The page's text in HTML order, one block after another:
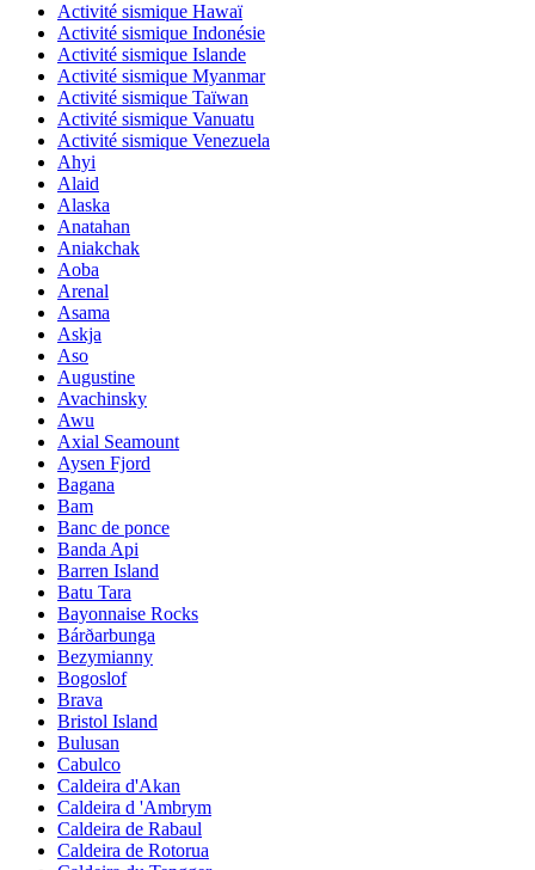
Activité sismique Hawaï
Activité sismique Indonésie
Activité sismique Islande
Activité sismique Myanmar
Activité sismique Taïwan
Activité sismique Vanuatu
Activité sismique Venezuela
Ahyi
Alaid
Alaska
Anatahan
Aniakchak
Aoba
Arenal
Asama
Askja
Aso
Augustine
Avachinsky
Awu
Axial Seamount
Aysen Fjord
Bagana
Bam
Banc de ponce
Banda Api
Barren Island
Batu Tara
Bayonnaise Rocks
Bárðarbunga
Bezymianny
Bogoslof
Brava
Bristol Island
Bulusan
Cabulco
Caldeira d'Akan
Caldeira d 'Ambrym
Caldeira de Rabaul
Caldeira de Rotorua